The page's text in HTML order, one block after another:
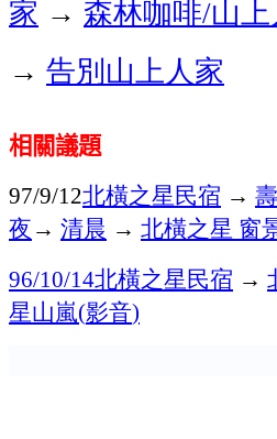
家 → 森林咖啡/山
→ 告別山上人家
相關議題
97/9/12北橫之星民宿 →
夜→ 清晨 → 北橫之星 窗
96/10/14北橫之星民宿 →
星山嵐(影音)